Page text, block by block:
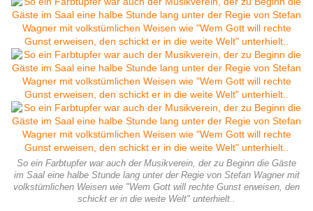
So ein Farbtupfer war auch der Musikverein, der zu Beginn die Gäste
im Saal eine halbe Stunde lang unter der Regie von Stefan Wagner mit
volkstümlichen Weisen wie "Wem Gott will rechte Gunst erweisen, den
schickt er in die weite Welt" unterhielt..